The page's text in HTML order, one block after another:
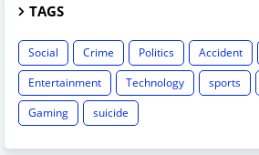
TAGS
Social Crime Politics Accident
Entertainment
Technology sports
Gaming
suicide